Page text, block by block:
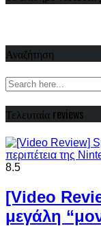
Αναζήτηση
Τελευταία reviews
8.5
[Video
μεγάλη